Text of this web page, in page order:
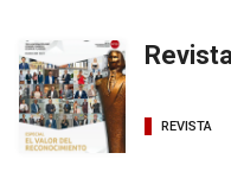
REVISTA